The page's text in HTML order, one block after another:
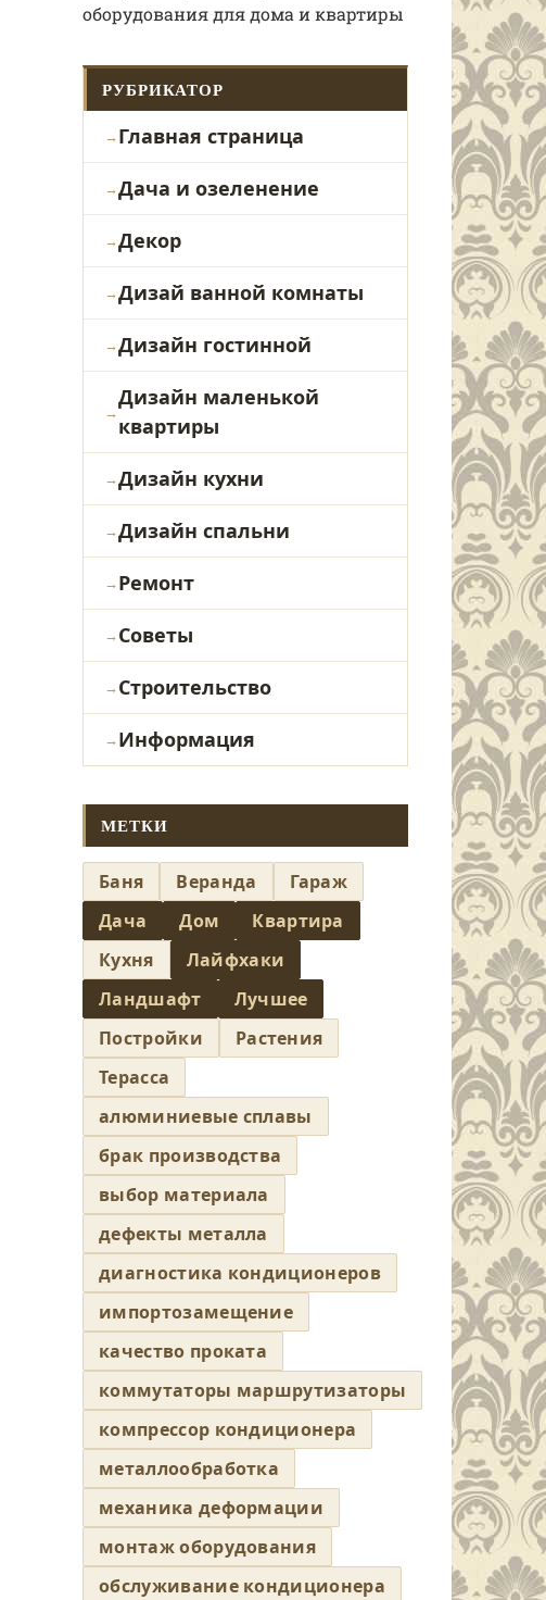
оборудования для дома и квартиры
РУБРИКАТОР
Главная страница
Дача и озеленение
Декор
Дизай ванной комнаты
Дизайн гостинной
Дизайн маленькой
квартиры
Дизайн кухни
Дизайн спальни
Ремонт
Советы
Строительство
Информация
МЕТКИ
Баня Веранда
Гараж
Дача
Дом
Квартира
Кухня
Лайфхаки
Ландшафт
Лучшее
Постройки
Растения
Терасса
алюминиевые сплавы
брак производства
выбор материала
дефекты металла
диагностика кондиционеров
импортозамещение
качество проката
коммутаторы маршрутизаторы
компрессор кондиционера
металлообработка
механика деформации
монтаж оборудования
обслуживание кондиционера